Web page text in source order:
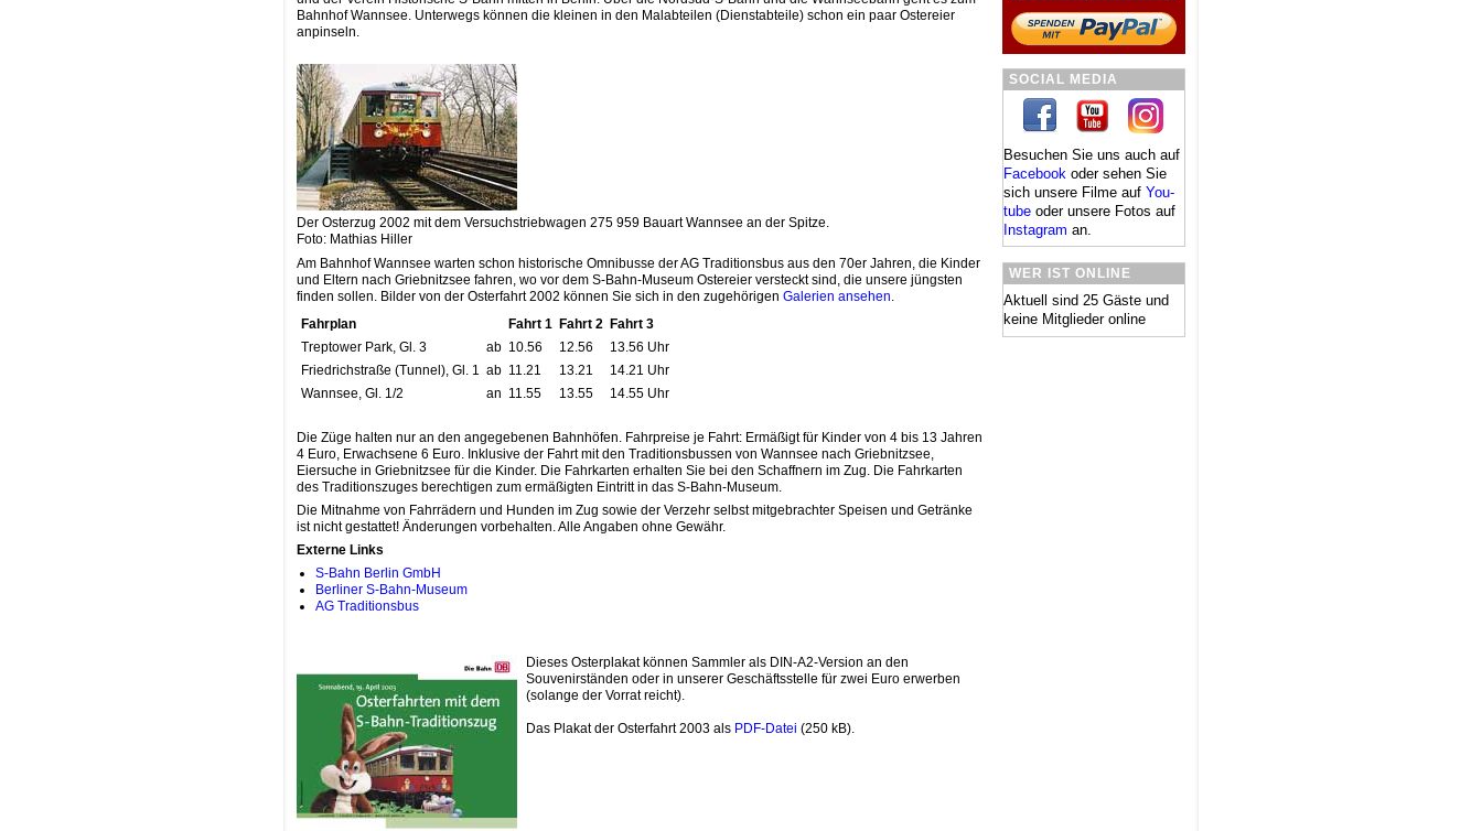
SOCIAL MEDIA
Besuchen Sie uns auch auf
Facebook oder se­hen Sie
sich un­se­re Fil­me auf You­
tube oder un­se­re Fo­tos auf
In­sta­gram an.
WER IST ONLINE
Aktuell sind 25 Gäste und
keine Mitglieder online
Bahnhof Wannsee. Unterwegs können die kleinen in den Malabteilen (Dienstabteile) schon ein paar Ostereier
anpinseln.
Der Osterzug 2002 mit dem Versuchstriebwagen 275 959 Bauart Wannsee an der Spitze.
Foto: Mathias Hiller
Am Bahnhof Wannsee warten schon historische Omnibusse der AG Traditionsbus aus den 70er Jahren, die Kinder
und Eltern nach Griebnitzsee fahren, wo vor dem S-Bahn-Museum Ostereier versteckt sind, die unsere jüngsten
finden sollen. Bilder von der Osterfahrt 2002 können Sie sich in den zugehörigen Galerien ansehen
Fahrplan
Fahrt 1 Fahrt 2 Fahrt 3
Treptower Park, Gl. 3
ab 10.56 12.56
13.56 Uhr
Friedrichstraße (Tunnel), Gl. 1
ab 11.21 13.21
14.21 Uhr
Wannsee, Gl. 1/2
an 11.55 13.55 14.55 Uhr
Die Züge halten nur an den angegebenen Bahnhöfen. Fahrpreise je Fahrt: Ermäßigt für Kinder von 4 bis 13 Jahren
4 Euro, Erwachsene 6 Euro. Inklusive der Fahrt mit den Traditionsbussen von Wannsee nach Griebnitzsee,
Eiersuche in Griebnitzsee für die Kinder. Die Fahrkarten erhalten Sie bei den Schaffnern im Zug. Die Fahrkarten
des Traditionszuges berechtigen zum ermäßigten Eintritt in das S-Bahn-Museum.
Die Mitnahme von Fahrrädern und Hunden im Zug sowie der Verzehr selbst mitgebrachter Speisen und Getränke
ist nicht gestattet! Änderungen vorbehalten. Alle Angaben ohne Gewähr.
Externe Links
S-Bahn Berlin GmbH
Berliner S-Bahn-Museum
AG Traditionsbus
Dieses Osterplakat können Sammler als DIN-A2-Version an den
Souvenirständen oder in unserer Geschäftsstelle für zwei Euro erwerben
(solange der Vorrat reicht).
Das Plakat der Osterfahrt 2003 als PDF-Datei (250 kB).